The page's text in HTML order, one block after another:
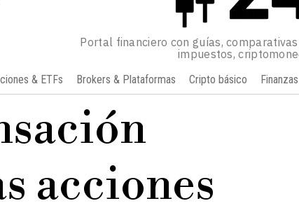
Portal financiero con guías,
impuestos,
& ETFs Brokers & Plataformas Cripto básico
acciones